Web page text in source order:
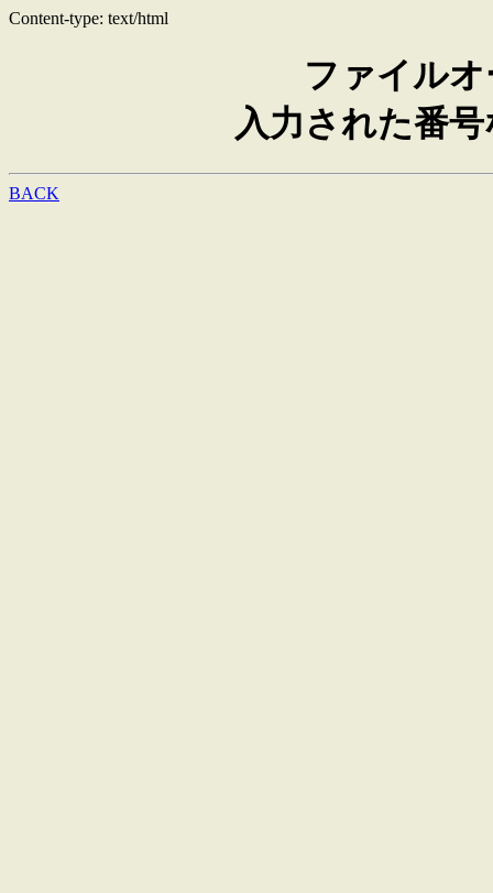
Content-type: text/html
ファイル
入力された番
BACK